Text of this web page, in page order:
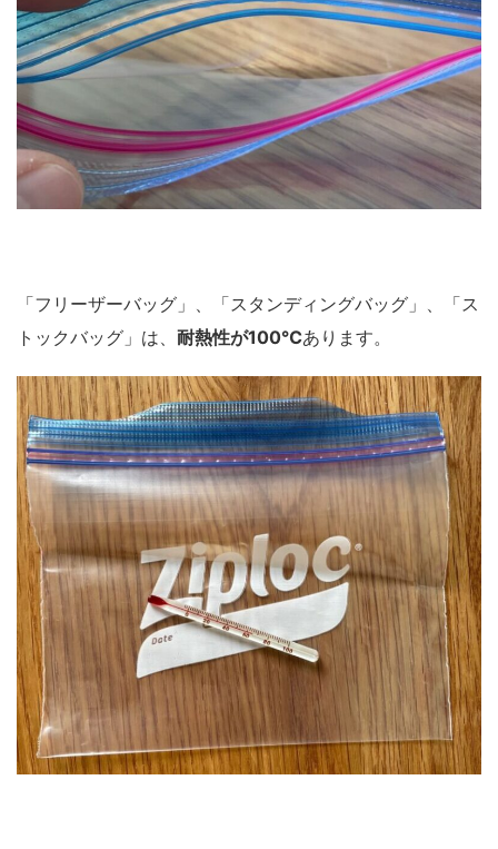
「フリーザーバッグ」、「スタンディングバッグ」、「ス
トックバッグ」は、 耐熱性が100℃あります。